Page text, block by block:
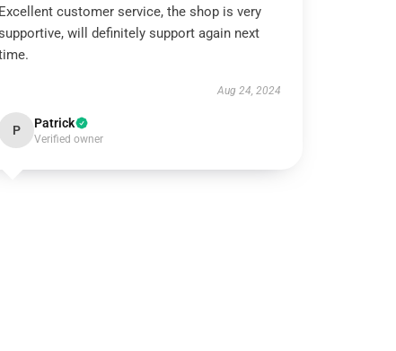
Excellent customer service, the shop is very
will definitely support again next
Aug 24, 2024
P Patrick
Verified owner